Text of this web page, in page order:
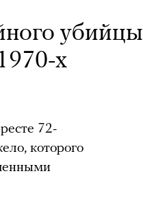
убийцы
х
72-
которого